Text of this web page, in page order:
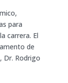
para
carrera. El
de
Dr. Rodrigo